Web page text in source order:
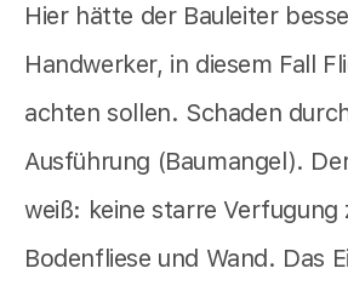
Hier hätte der Bauleiter
Handwerker, in diesem Fall
achten sollen. Schaden
Ausführung (Baumangel).
weiß: keine starre Verfugung
Bodenfliese und Wand. Das